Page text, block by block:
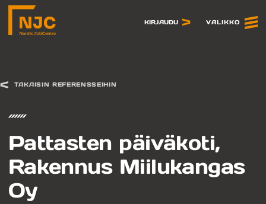
Siirry
sisältöön
KIRJAUDU VALIKKO
TAKAISIN REFERENSSEIHIN
Pattasten päiväkoti,
Rakennus Miilukangas
Oy